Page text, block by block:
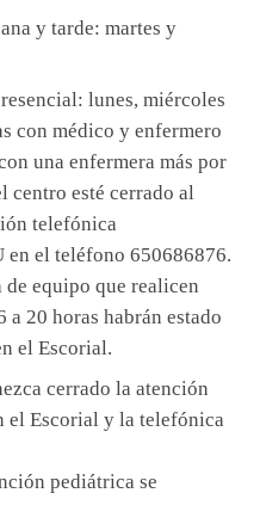
y tarde: martes y
lunes, miércoles
con médico y enfermero
una enfermera más por
centro esté cerrado al
telefónica
el teléfono 650686876.
equipo que realicen
20 horas habrán estado
el Escorial.
cerrado la atención
el Escorial y la telefónica
pediátrica se